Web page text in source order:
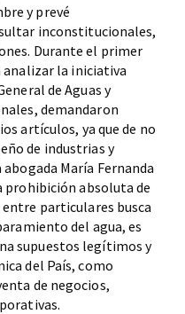
y prevé
inconstitucionales,
Durante el primer
analizar la iniciativa
de Aguas y
demandaron
artículos, ya que de no
de industrias y
María Fernanda
prohibición absoluta de
particulares busca
del agua, es
supuestos legítimos y
del País, como
de negocios,